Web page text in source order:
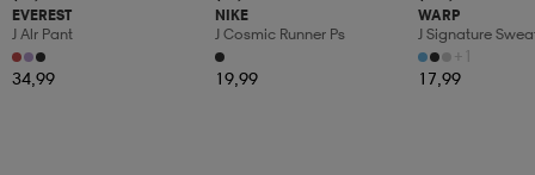
EVEREST
J Alr Pant
34,99
NIKE
J Cosmic Runner Ps
19,99
WARP
J Signature
+1
17,99